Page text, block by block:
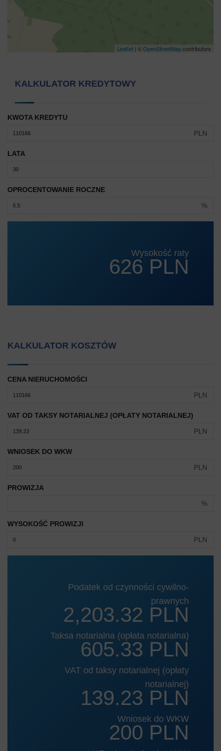
Leaflet | ©OpenStreetMapcontributors
KALKULATOR KREDYTOWY
KWOTA KREDYTU
PLN
LATA
OPROCENTOWANIE ROCZNE
%
Wysokość raty
626 PLN
KALKULATOR KOSZTÓW
CENA NIERUCHOMOŚCI
PLN
VAT OD TAKSY NOTARIALNEJ (OPŁATY NOTARIALNEJ)
PLN
WNIOSEK DO WKW
PLN
PROWIZJA
%
WYSOKOŚĆ PROWIZJI
PLN
Podatek od czynności cywilno-
prawnych
2,203.32 PLN
Taksa notarialna (opłata notarialna)
605.33 PLN
VAT od taksy notarialnej (opłaty
notarialnej)
139.23 PLN
Wniosek do WKW
200 PLN